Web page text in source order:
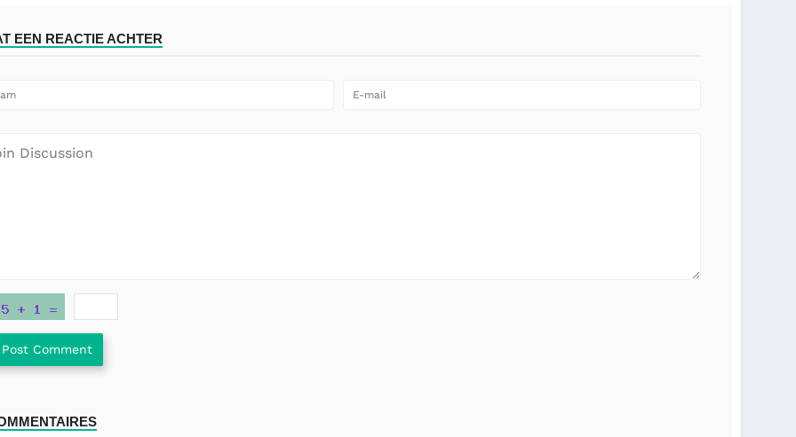
EEN REACTIE ACHTER
Post Comment